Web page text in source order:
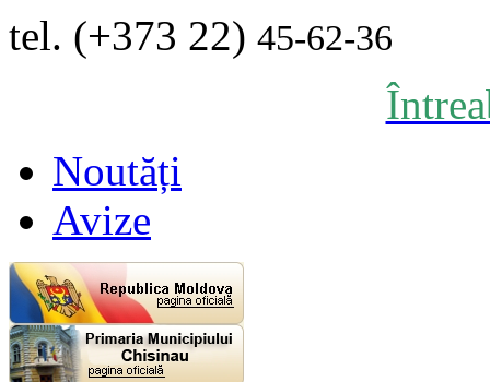
tel. (+373 22) 45-62-36
Noutăți
Avize